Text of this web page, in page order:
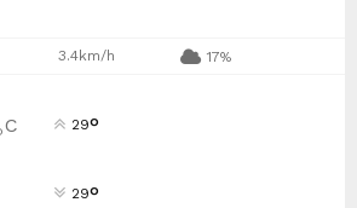
3.4km/h 17%
C 29°
29°